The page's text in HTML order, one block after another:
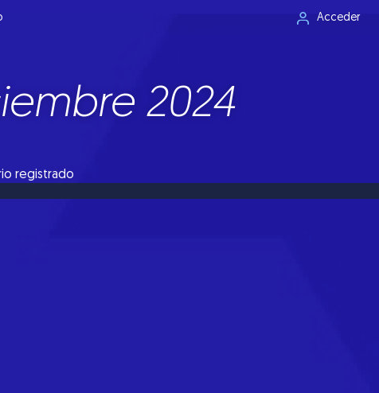
Acceder
2024
registrado